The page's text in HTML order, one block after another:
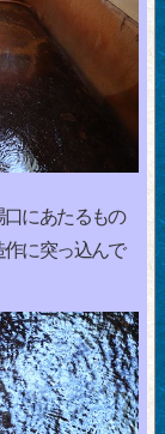
にあたるもの
に突っ込んで